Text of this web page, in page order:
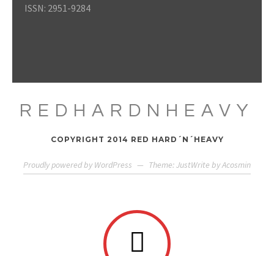
ISSN: 2951-9284
REDHARDNHEAVY
COPYRIGHT 2014 RED HARD´N´HEAVY
Proudly powered by WordPress — Theme: JustWrite byAcosmin